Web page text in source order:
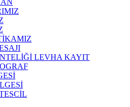
LEVHA KAYIT